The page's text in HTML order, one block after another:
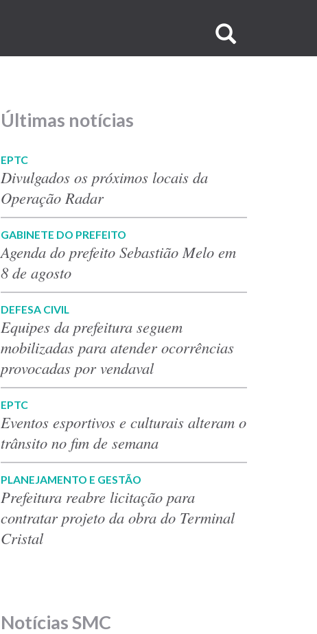
no
Últimas notícias
EPTC
Divulgados os próximos locais da
Operação Radar
GABINETE DO PREFEITO
Agenda do prefeito Sebastião Melo em
8 de agosto
DEFESA CIVIL
Equipes da prefeitura seguem
mobilizadas para atender ocorrências
provocadas por vendaval
EPTC
Eventos esportivos e culturais alteram o
trânsito no fim de semana
PLANEJAMENTO E GESTÃO
Prefeitura reabre licitação para
contratar projeto da obra do Terminal
Cristal
Notícias SMC